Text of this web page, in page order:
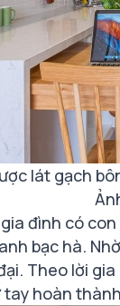
lát gạch
đình có
bạc hà.
Theo lời
hoàn